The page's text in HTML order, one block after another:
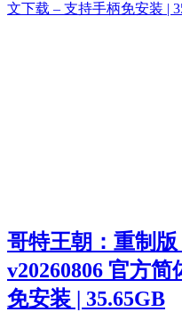
哥特王朝：重制版
v20260806 官方
免安装 | 35.65GB